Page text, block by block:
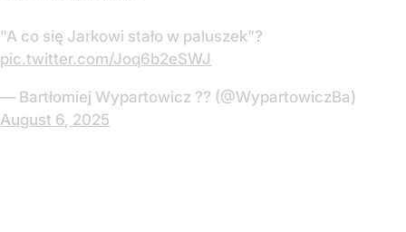
"A co się Jarkowi stało w paluszek"?
pic.twitter.com/Joq6b2eSWJ
— Bartłomiej Wypartowicz ?? (@WypartowiczBa)
August 6, 2025